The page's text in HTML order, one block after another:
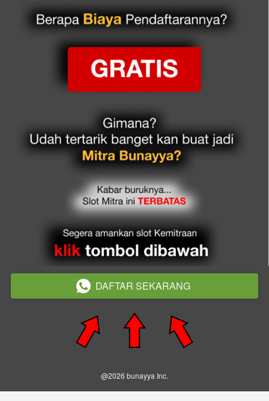
` DAFTAR SEKARANG
@2026 bunayya Inc.